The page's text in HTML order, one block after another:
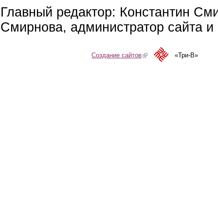
Главный редактор: Константин
Смирнова, администратор сайта
Создание сайтов(link is external)«Три-В»